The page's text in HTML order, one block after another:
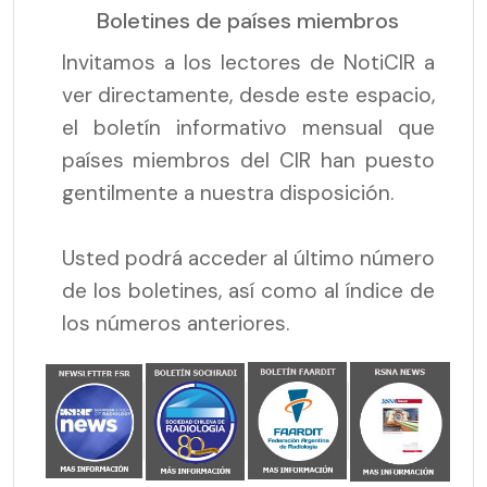
Boletines de países miembros
Invitamos a los lectores de NotiCIR a
ver directamente, desde este espacio,
el boletín informativo mensual que
países miembros del CIR han puesto
gentilmente a nuestra disposición.
Usted podrá acceder al último número
de los boletines, así como al índice de
los números anteriores.